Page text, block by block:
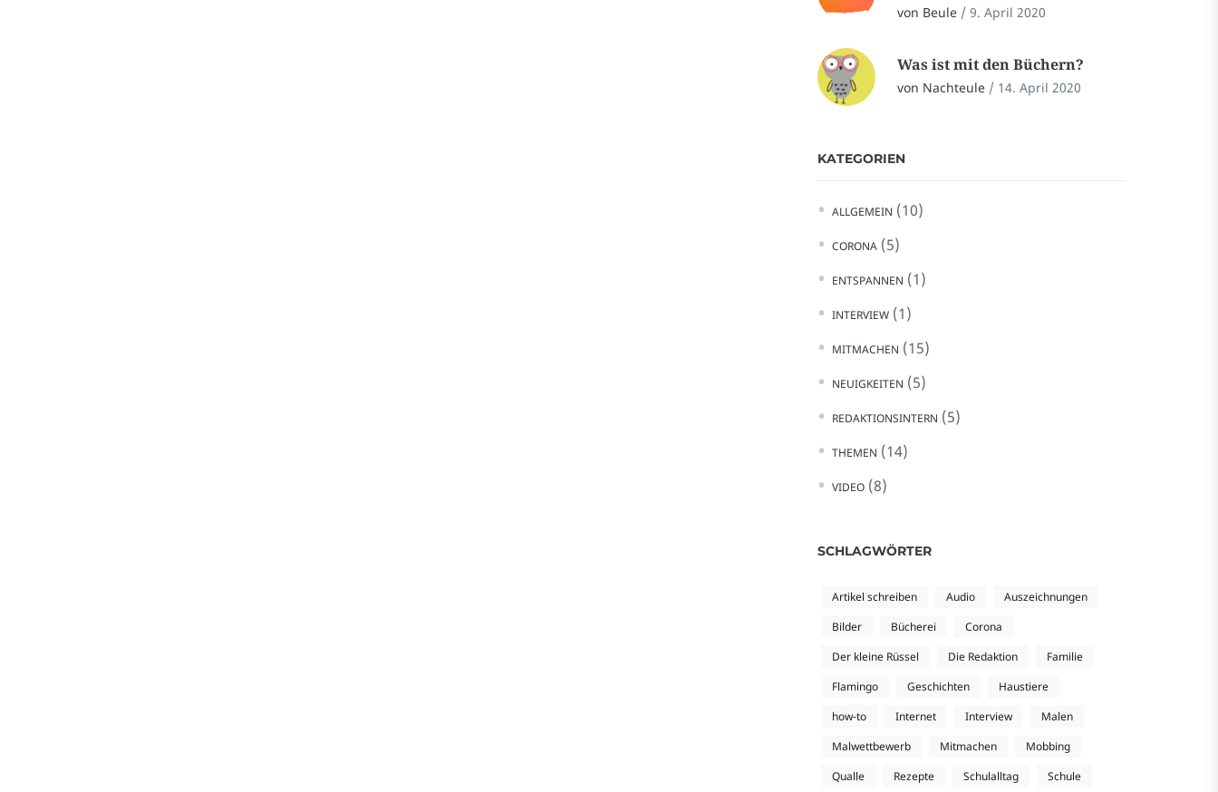
von Beule / 9. April 2020
Was ist mit den Büchern?
von Nachteule / 14. April 2020
KATEGORIEN
ALLGEMEIN (10)
CORONA (5)
ENTSPANNEN (1)
INTERVIEW (1)
MITMACHEN (15)
NEUIGKEITEN (5)
REDAKTIONSINTERN (5)
THEMEN (14)
VIDEO (8)
SCHLAGWÖRTER
Artikel schreiben Audio
Auszeichnungen
Bilder
Bücherei
Corona
Der kleine Rüssel
Die Redaktion
Familie
Flamingo
Geschichten
Haustiere
how-to
Internet Interview
Malen
Malwettbewerb
Mitmachen
Mobbing
Qualle
Rezepte Schulalltag Schule